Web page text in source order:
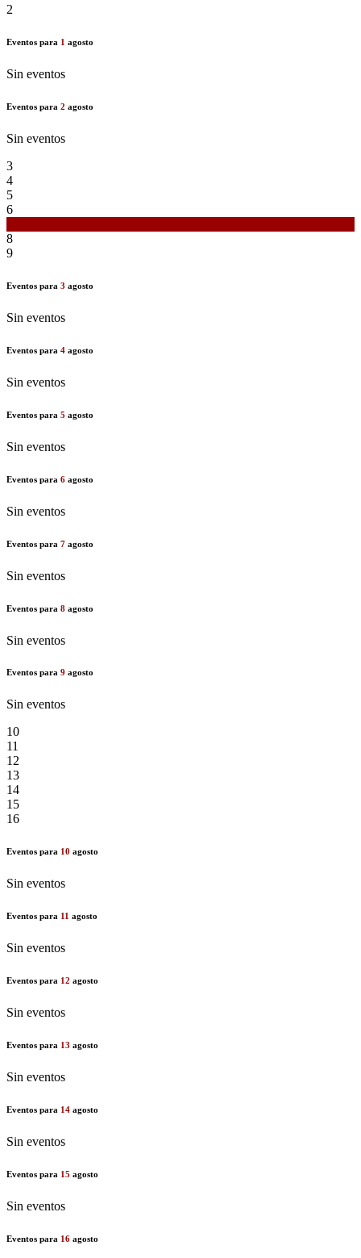
2
Eventos para 1 agosto
Sin eventos
Eventos para 2 agosto
Sin eventos
3
4
5
6
8
9
Eventos para 3 agosto
Sin eventos
Eventos para 4 agosto
Sin eventos
Eventos para 5 agosto
Sin eventos
Eventos para 6 agosto
Sin eventos
Eventos para 7 agosto
Sin eventos
Eventos para 8 agosto
Sin eventos
Eventos para 9 agosto
Sin eventos
10
11
12
13
14
15
16
Eventos para 10 agosto
Sin eventos
Eventos para 11 agosto
Sin eventos
Eventos para 12 agosto
Sin eventos
Eventos para 13 agosto
Sin eventos
Eventos para 14 agosto
Sin eventos
Eventos para 15 agosto
Sin eventos
Eventos para 16 agosto